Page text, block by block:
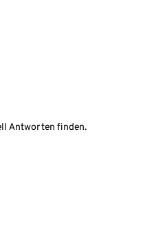
Antworten finden.